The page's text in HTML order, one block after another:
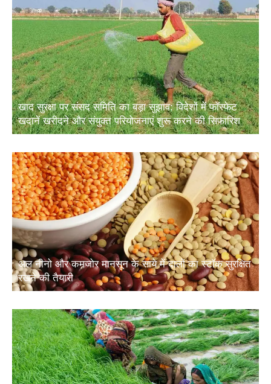
खाद सुरक्षा पर संसद समिति का बड़ा सुझाव: विदेशों में फॉस्फेट
खदानें खरीदने और संयुक्त परियोजनाएं शुरू करने की सिफारिश
अल नीनो और कमजोर मानसून के साये में दालों का स्टॉक सुरक्षित
रखने की तैयारी